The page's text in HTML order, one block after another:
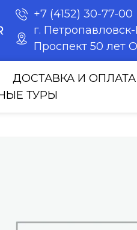
+7 (4152) 30-77-00
г.
Проспект 50 лет
ДОСТАВКА И ОПЛАТА
ТУРЫ